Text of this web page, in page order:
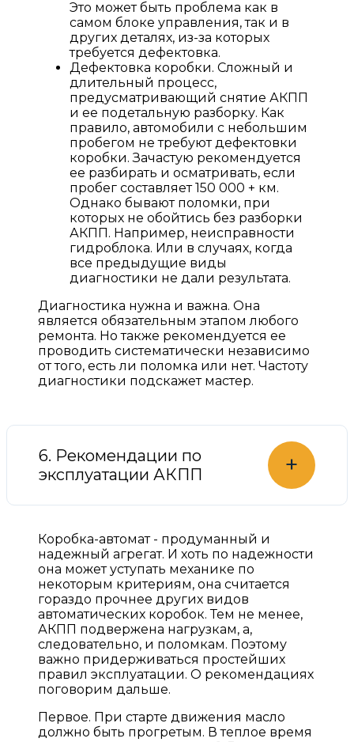
Это может быть проблема как в
самом блоке управления, так и в
других деталях, из-за которых
требуется дефектовка.
Дефектовка коробки. Сложный и
длительный процесс,
предусматривающий снятие АКПП
и ее подетальную разборку. Как
правило, автомобили с небольшим
пробегом не требуют дефектовки
коробки. Зачастую рекомендуется
ее разбирать и осматривать, если
пробег составляет 150 000 + км.
Однако бывают поломки, при
которых не обойтись без разборки
АКПП. Например, неисправности
гидроблока. Или в случаях, когда
все предыдущие виды
диагностики не дали результата.
Диагностика нужна и важна. Она
является обязательным этапом любого
ремонта. Но также рекомендуется ее
проводить систематически независимо
от того, есть ли поломка или нет. Частоту
диагностики подскажет мастер.
6. Рекомендации по
эксплуатации АКПП
+
Коробка-автомат - продуманный и
надежный агрегат. И хоть по надежности
она может уступать механике по
некоторым критериям, она считается
гораздо прочнее других видов
автоматических коробок. Тем не менее,
АКПП подвержена нагрузкам, а,
следовательно, и поломкам. Поэтому
важно придерживаться простейших
правил эксплуатации. О рекомендациях
поговорим дальше.
Первое. При старте движения масло
должно быть прогретым. В теплое время